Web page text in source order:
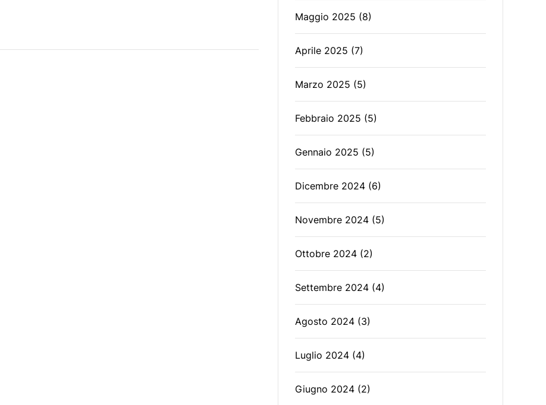
Maggio 2025 (8)
Aprile 2025 (7)
Marzo 2025 (5)
Febbraio 2025 (5)
Gennaio 2025 (5)
Dicembre 2024 (6)
Novembre 2024 (5)
Ottobre 2024 (2)
Settembre 2024 (4)
Agosto 2024 (3)
Luglio 2024 (4)
Giugno 2024 (2)